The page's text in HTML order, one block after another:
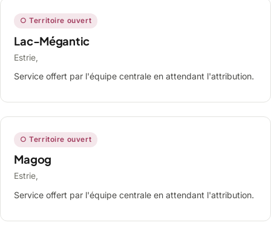
○ Territoire ouvert
Lac-Mégantic
Estrie,
Service offert par l'équipe centrale en attendant l'attribution.
○ Territoire ouvert
Magog
Estrie,
Service offert par l'équipe centrale en attendant l'attribution.